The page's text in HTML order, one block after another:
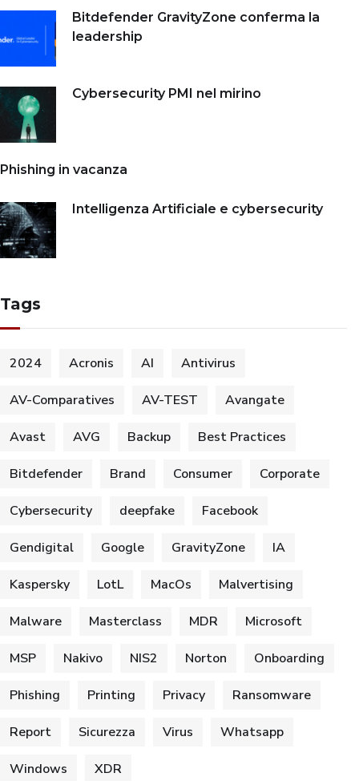
Bitdefender GravityZone conferma la
leadership
Cybersecurity PMI nel mirino
Phishing in vacanza
Intelligenza Artificiale e cybersecurity
Tags
2024 Acronis AI Antivirus
AV-Comparatives AV-TEST Avangate
Avast AVG Backup Best Practices
Bitdefender Brand Consumer Corporate
Cybersecurity deepfake Facebook
Gendigital Google GravityZone IA
Kaspersky LotL MacOs Malvertising
Malware Masterclass MDR Microsoft
MSP Nakivo NIS2 Norton Onboarding
Phishing Printing Privacy Ransomware
Report Sicurezza Virus Whatsapp
Windows XDR